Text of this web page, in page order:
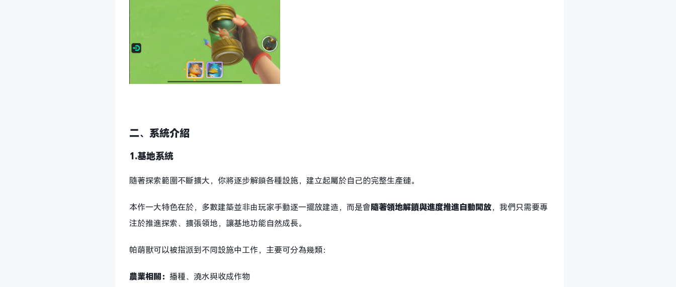
二、系統介紹
1.基地系統
隨著探索範圍不斷擴大，你將逐步解鎖各種設施，建立起屬於自己的完整生產鏈。
本作一大特色在於，多數建築並非由玩家手動逐一擺放建造，而是會隨著領地解鎖與進度推進自動開放，我們只需要專
注於推進探索、擴張領地，讓基地功能自然成長。
帕萌獸可以被指派到不同設施中工作，主要可分為幾類：
農業相關： 播種、澆水與收成作物